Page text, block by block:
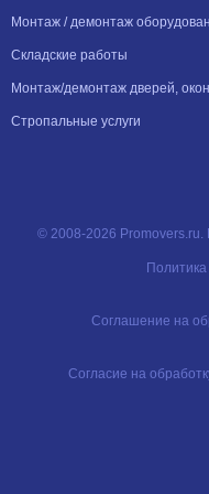
Монтаж / демонтаж
Складские работы
Монтаж/демонтаж дверей, окон
Стропальные услуги
© 2008-2026 Promovers.ru.
Соглашение на
Согласие на